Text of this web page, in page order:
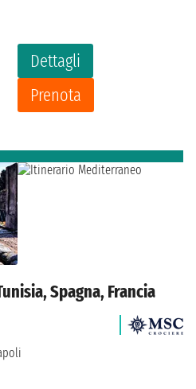
Dettagli
Prenota
Spagna, Francia